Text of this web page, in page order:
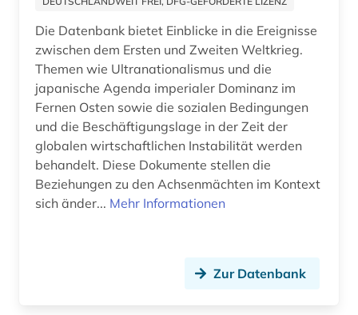
dokument (4)
dokumentarfilm (1)
dorf (1)
drente (1)
Die Datenbank bietet Einblicke in die Ereignisse
zwischen dem Ersten und Zweiten Weltkrieg.
Themen wie Ultranationalismus und die
japanische Agenda imperialer Dominanz im
Fernen Osten sowie die sozialen Bedingungen
und die Beschäftigungslage in der Zeit der
globalen wirtschaftlichen Instabilität werden
behandelt. Diese Dokumente stellen die
Beziehungen zu den Achsenmächten im Kontext
sich änder... Mehr Informationen
Zur Datenbank